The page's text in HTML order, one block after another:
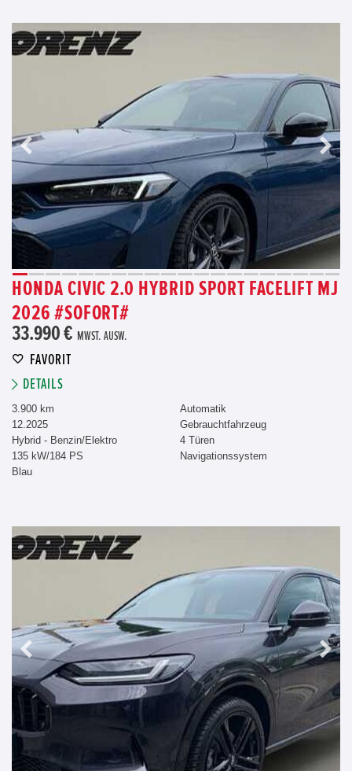
HONDA CIVIC 2.0 HYBRID SPORT FACELIFT MJ
2026 #SOFORT#
33.990 € MWST. AUSW.
FAVORIT
DETAILS
3.900 km
12.2025
Hybrid - Benzin/Elektro
135 kW/184 PS
Blau
Automatik
Gebrauchtfahrzeug
4 Türen
Navigationssystem